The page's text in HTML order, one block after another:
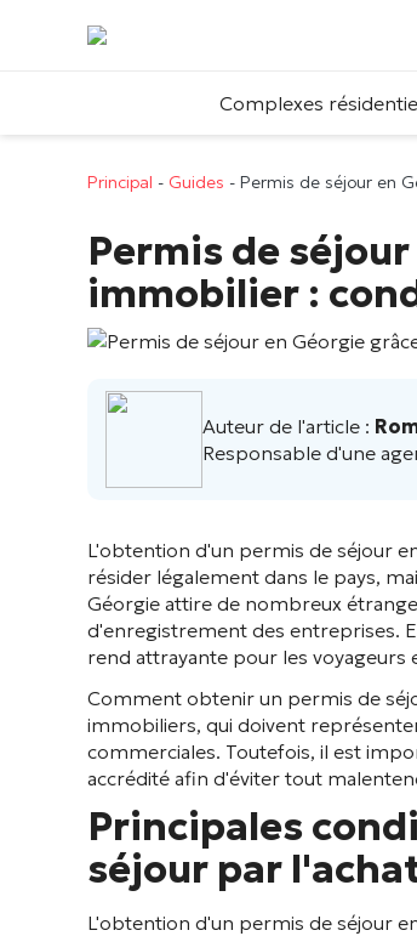
Complexes
Principal - Guides - Permis de séjour en
Permis de
immobilier :
Auteur de l'article :
Responsable d'une
L'obtention d'un permis de séjour
résider légalement dans le pays,
Géorgie attire de nombreux
d'enregistrement des entreprises.
rend attrayante pour les voyageurs
Comment obtenir un permis de
immobiliers, qui doivent
commerciales. Toutefois, il est
accrédité afin d'éviter tout
Principales
séjour par
L'obtention d'un permis de séjour